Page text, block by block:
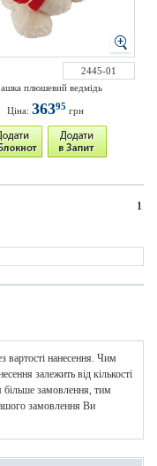
2445-01
плюшевий ведмідь
Ціна: 36395 грн
1
вартості нанесення. Чим
залежить від кількості
більше замовлення, тим
замовлення Ви